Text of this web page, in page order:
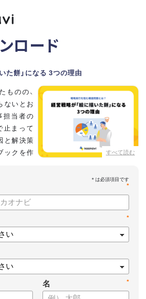
ロード
た餅」になる 3つの理由
すべて読む
ものの、
ないとお
担当者の
止まって
と解決策
ックを作
に戦略を実行できる組織づくりのステップ
メントの視点から具体的なアプローチをお
いた餅」になる3つの理由
価制度連動など、実務対応のポイント
た組織マネジメントの底上げ
*
*
*
名